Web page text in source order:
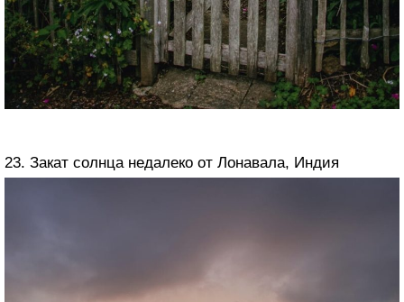
23. Закат солнца недалеко от Лонавала, Индия